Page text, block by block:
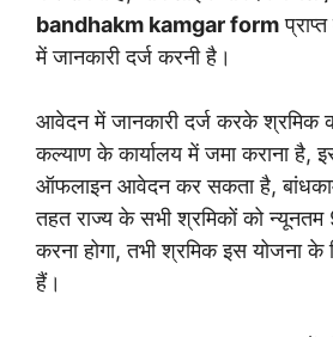
bandhakm kamgar form
में जानकारी दर्ज करनी है।
आवेदन में जानकारी दर्ज करके श्रमिक
कल्याण के कार्यालय में जमा कराना है,
ऑफलाइन आवेदन कर सकता है,
तहत राज्य के सभी श्रमिकों को न्यूनतम
करना होगा, तभी श्रमिक इस योजना
हैं।